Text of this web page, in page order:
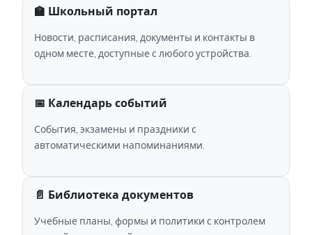
🏫 Школьный портал
Новости, расписания, документы и контакты в
одном месте, доступные с любого устройства.
📅 Календарь событий
События, экзамены и праздники с
автоматическими напоминаниями.
📄 Библиотека документов
Учебные планы, формы и политики с контролем